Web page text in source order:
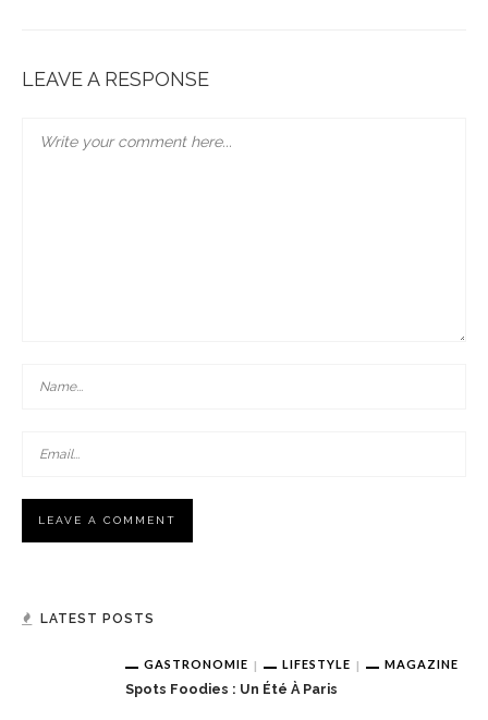
LEAVE A RESPONSE
LATEST POSTS
GASTRONOMIE LIFESTYLE MAGAZINE
Spots Foodies : Un Été À Paris